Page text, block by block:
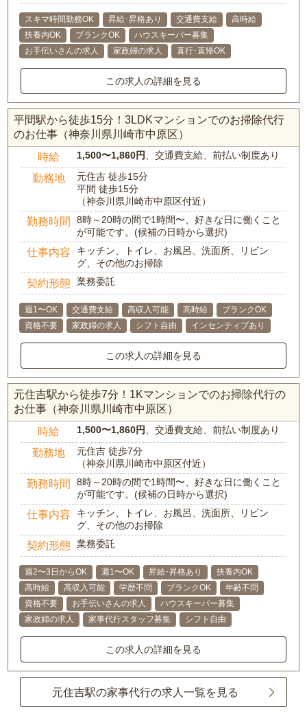
スキマ時間勤務OK 昇給･昇格あり 交通費支給
高時給
扶養内OK
ブランクOK
ハウスキーパー募集
お手伝いさんの求人
家政婦の求人 直行･直帰OK
この求人の詳細を見る
平間駅から徒歩15分！3LDKマンションでのお掃除代行
のお仕事（神奈川県川崎市中原区）
時給 1,500〜1,860円、交通費支給、前払い制度あり
勤務地
元住吉 徒歩15分
平間 徒歩15分
（神奈川県川崎市中原区付近）
勤務時間
8時～20時の間で1時間〜、好きな日に働くこと
が可能です。(候補の日時から選択)
仕事内容
キッチン、トイレ、お風呂、洗面所、リビン
グ、その他のお掃除
契約形態 業務委託
週1〜OK 交通費支給 高収入可能 高時給
ブランクOK
資格不要
家政婦の求人 シフト自由 インセンティブあり
この求人の詳細を見る
元住吉駅から徒歩7分！1Kマンションでのお掃除代行の
お仕事（神奈川県川崎市中原区）
時給 1,500〜1,860円、交通費支給、前払い制度あり
勤務地
元住吉 徒歩7分
（神奈川県川崎市中原区付近）
勤務時間
8時～20時の間で1時間〜、好きな日に働くこと
が可能です。(候補の日時から選択)
仕事内容
キッチン、トイレ、お風呂、洗面所、リビン
グ、その他のお掃除
契約形態 業務委託
週2〜3日からOK 週1〜OK 昇給･昇格あり
扶養内OK
高時給
高収入可能 学歴不問 ブランクOK
年齢不問
資格不要
お手伝いさんの求人
ハウスキーパー募集
家政婦の求人
家事代行スタッフ募集 シフト自由
この求人の詳細を見る
元住吉駅の家事代行の求人一覧を見る